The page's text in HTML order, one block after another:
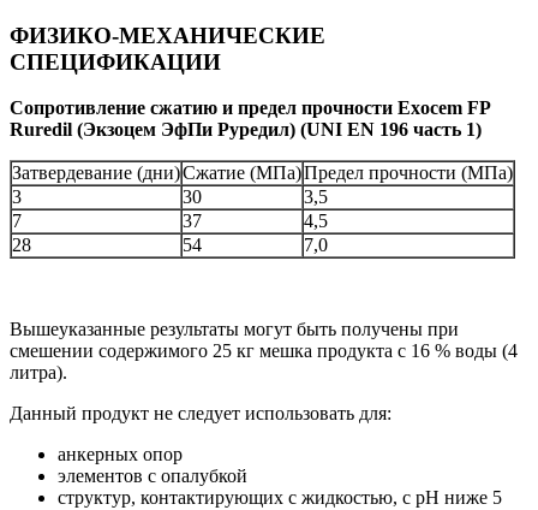
ФИЗИКО-МЕХАНИЧЕСКИЕ
СПЕЦИФИКАЦИИ
Сопротивление сжатию и предел прочности Exocem FP
Ruredil (Экзоцем ЭфПи Руредил) (UNI EN 196 часть 1)
Затвердевание (дни)Сжатие (МПа)Предел прочности (МПа)
3
30
3,5
7
37
4,5
28
54 7,0
Вышеуказанные результаты могут быть получены при
смешении содержимого 25 кг мешка продукта с 16 % воды (4
литра).
Данный продукт не следует использовать для:
анкерных опор
элементов с опалубкой
структур, контактирующих с жидкостью, с рН ниже 5